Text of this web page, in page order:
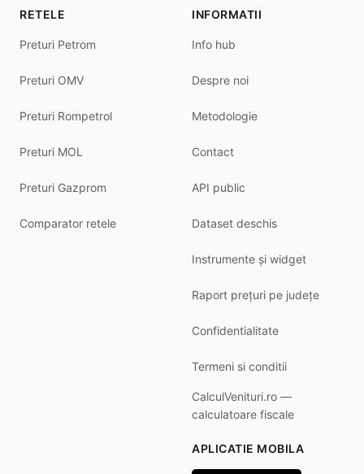
RETELE
Preturi Petrom
Preturi OMV
Preturi Rompetrol
Preturi MOL
Preturi Gazprom
Comparator retele
INFORMATII
Info hub
Despre noi
Metodologie
Contact
API public
Dataset deschis
Instrumente și widget
Raport prețuri pe județe
Confidentialitate
Termeni si conditii
CalculVenituri.ro —
calculatoare fiscale
APLICATIE MOBILA